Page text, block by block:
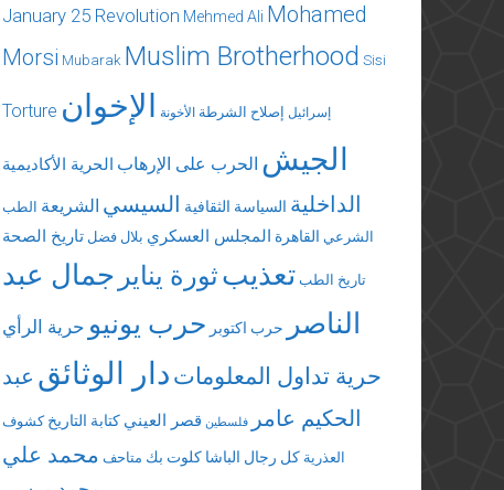
January 25 Revolution Mehmed Ali Mohamed
Morsi Mubarak Muslim Brotherhood Sisi
Torture إسرائيل إصلاح الشرطة الأخونة الإخوان
الجيش الحرب على الإرهاب الحرية الأكاديمية
الداخلية السياسة الثقافية السيسي الشريعة الطب
الشرعي القاهرة المجلس العسكري بلال فضل تاريخ الصحة
تاريخ الطب تعذيبثورة يناير جمال عبد
الناصر
حرب اكتوبر حرب يونيو حرية الرأي
حرية تداول المعلومات دار الوثائق عبد
الحكيم عامر
فلسطين قصر العيني كتابة التاريخ كشوف
العذرية كل رجال الباشا كلوت بك متاحف محمد علي